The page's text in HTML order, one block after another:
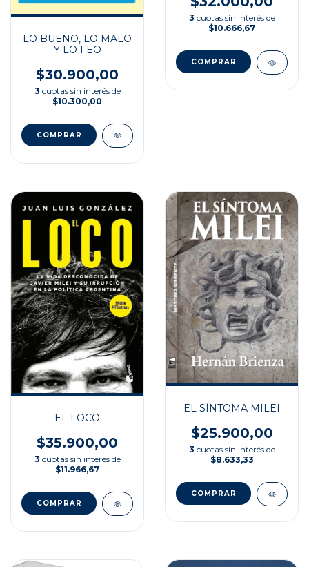
LO BUENO, LO MALO
Y LO FEO
$30.900,00
3 cuotas sin interés de
$10.300,00
3 cuotas sin interés de
$10.666,67
EL LOCO
$35.900,00
3 cuotas sin interés de
$11.966,67
EL SÍNTOMA MILEI
$25.900,00
3 cuotas sin interés de
$8.633,33